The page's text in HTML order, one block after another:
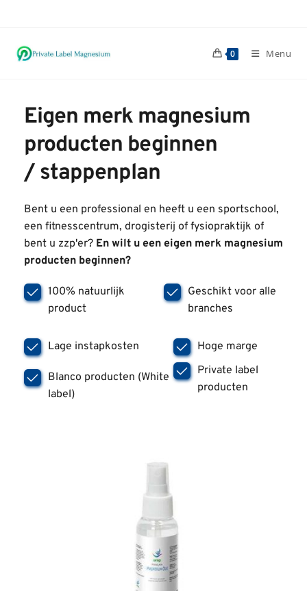
inhoud
0 Menu
Eigen merk magnesium
producten beginnen
/ stappenplan
Bent u een professional en heeft u een sportschool,
een fitnesscentrum, drogisterij of fysiopraktijk of
bent u zzp'er? En wilt u een eigen merk magnesium
producten beginnen?
100% natuurlijk
product
Geschikt voor alle
branches
Lage instapkosten
Blanco producten (White
label)
Hoge marge
Private label
producten